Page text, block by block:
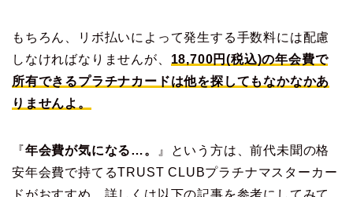
もちろん、リボ払いによって発生する手数料には配慮
しなければなりませんが、 18,700円(税込)の年会費で
所有できるプラチナカードは他を探してもなかなかあ
りませんよ。
『年会費が気になる…。
』という方は、前代未聞の格
安年会費で持てるTRUST CLUBプラチナマスターカー
ドがおすすめ。詳しくは以下の記事を参考にしてみて